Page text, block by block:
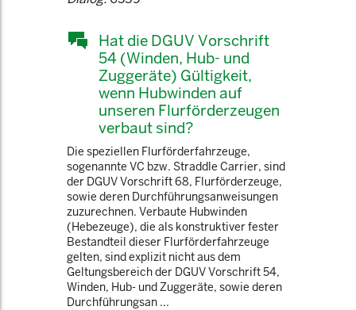
Hat die DGUV Vorschrift
54 (Winden, Hub- und
Zuggeräte) Gültigkeit,
wenn Hubwinden auf
unseren Flurförderzeugen
verbaut sind?
Die speziellen Flurförderfahrzeuge,
sogenannte VC bzw. Straddle Carrier, sind
der DGUV Vorschrift 68, Flurförderzeuge,
sowie deren Durchführungsanweisungen
zuzurechnen. Verbaute Hubwinden
(Hebezeuge), die als konstruktiver fester
Bestandteil dieser Flurförderfahrzeuge
gelten, sind explizit nicht aus dem
Geltungsbereich der DGUV Vorschrift 54,
Winden, Hub- und Zuggeräte, sowie deren
Durchführungsan ...